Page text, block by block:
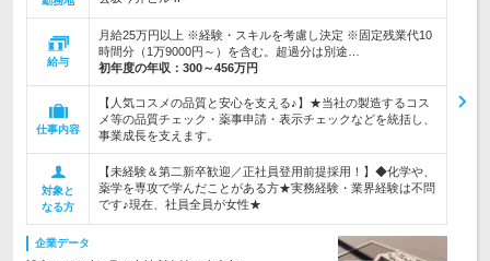
給与
月給25万円以上 ※経験・スキルを考慮し決定 ※固定残業代10
時間分（1万9000円～）を含む。超過分は別途…
初年度の年収： 300～456万円
仕事内容
【人気コスメの品質と安心を支える♪】★当社の製造するコス
メ等の品質チェック・薬事申請・表示チェックなどを統括し、
事業成長を支えます。
対象と
なる方
【未経験＆第二新卒歓迎／正社員登用前提採用！】◆化学や、
薬学を専攻で学んだことがある方★実務経験・業界経験は不問
です♪現在、社員全員が女性★
企業データ